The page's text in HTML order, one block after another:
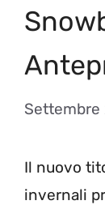
Settembre
Il nuovo
invernali